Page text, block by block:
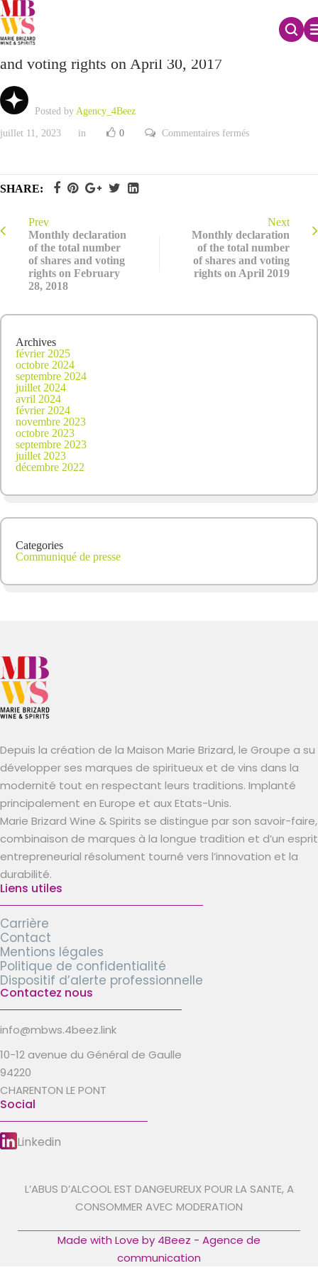
Monthly declaration of the total number of shares
and voting rights on April 30, 2017
Posted by Agency_4Beez
juillet 11, 2023 in 0 Commentaires ferméssur
voting
rights
on
April
30,
2017
SHARE:
Prev
Monthly declaration
of the total number
of shares and voting
rights on February
28, 2018
Next
Monthly declaration
of the total number
of shares and voting
rights on April 2019
Archives
février 2025
octobre 2024
septembre 2024
juillet 2024
avril 2024
février 2024
novembre 2023
octobre 2023
septembre 2023
juillet 2023
décembre 2022
Categories
Communiqué de presse
Depuis la création de la Maison Marie Brizard, le Groupe a su
développer ses marques de spiritueux et de vins dans la
modernité tout en respectant leurs traditions. Implanté
principalement en Europe et aux Etats-Unis.
Marie Brizard Wine & Spirits se distingue par son savoir-faire,
combinaison de marques à la longue tradition et d’un esprit
entrepreneurial résolument tourné vers l’innovation et la
durabilité.
Liens utiles
Carrière
Contact
Mentions légales
Politique de confidentialité
Dispositif d’alerte professionnelle
Contactez nous
info@mbws.4beez.link
10-12 avenue du Général de Gaulle
94220
CHARENTON LE PONT
Social
Linkedin
L’ABUS D’ALCOOL EST DANGEUREUX POUR LA SANTE, A
CONSOMMER AVEC MODERATION
Made with Love by 4Beez - Agence de
communication